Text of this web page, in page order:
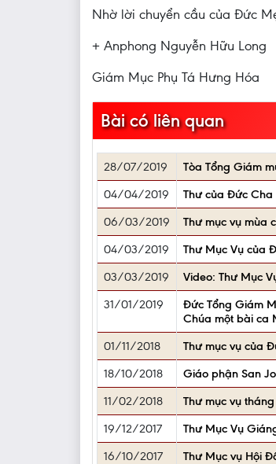
Nhờ lời chuyển cầu của Đức
+ Anphong Nguyễn Hữu Long
Giám Mục Phụ Tá Hưng Hóa
Bài có liên quan
28/07/2019 Tòa Tổng Giám
04/04/2019
Thư của Đức
06/03/2019
Thư mục vụ mùa
04/03/2019
Thư Mục Vụ của
03/03/2019
Video: Thư Mục
31/01/2019
Đức Tổng Giám
Chúa một bài ca
01/11/2018
Thư mục vụ của
18/10/2018
Giáo phận San
11/02/2018
Thư mục vụ
19/12/2017
Thư Mục Vụ
16/10/2017
Thư Mục vụ Hội